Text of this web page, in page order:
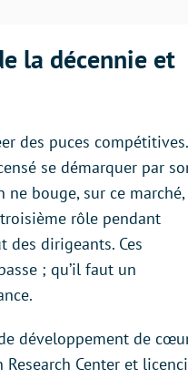
la décennie et
des puces compétitives.
se démarquer par
bouge, sur ce marché,
rôle pendant
des dirigeants. Ces
; qu’il faut un
développement de
Center et